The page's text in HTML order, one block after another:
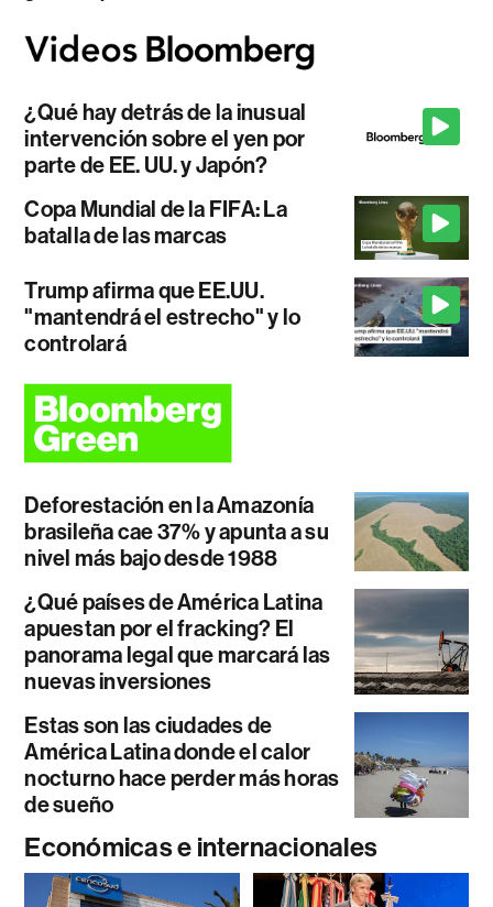
¿Qué hay detrás de la inusual
intervención sobre el yen por
parte de EE. UU. y Japón?
Copa Mundial de la FIFA: La
batalla de las marcas
Trump afirma que EE.UU.
"mantendrá el estrecho" y lo
controlará
Deforestación en la Amazonía
brasileña cae 37% y apunta a su
nivel más bajo desde 1988
¿Qué países de América Latina
apuestan por el fracking? El
panorama legal que marcará las
nuevas inversiones
Estas son las ciudades de
América Latina donde el calor
nocturno hace perder más horas
de sueño
Económicas e internacionales